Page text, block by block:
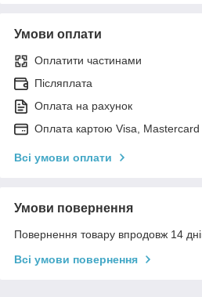
Умови оплати
Оплатити частинами
Післяплата
Оплата на рахунок
Оплата картою Visa,
Всі умови оплати
Умови повернення
Повернення товару впродовж 14
Всі умови повернення